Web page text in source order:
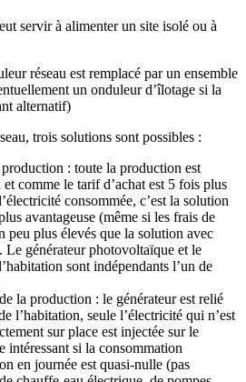
servir à alimenter un site isolé ou à
réseau est remplacé par un ensemble
un onduleur d’îlotage si la
alternatif)
trois solutions sont possibles :
: toute la production est
et comme le tarif d’achat est 5 fois plus
consommée, c’est la solution
avantageuse (même si les frais de
peu plus élevés que la solution avec
générateur photovoltaïque et le
sont indépendants l’un de
la production : le générateur est relié
l’habitation, seule l’électricité qui n’est
sur place est injectée sur le
intéressant si la consommation
en journée est quasi-nulle (pas